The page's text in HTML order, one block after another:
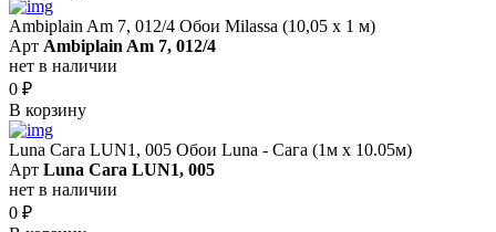
Ambiplain Am 7, 012/4 Обои Milassa (10,05 х 1 м)
Арт Ambiplain Am 7, 012/4
нет в наличии
0 ₽
В корзину
Luna Сага LUN1, 005 Обои Luna - Сага (1м х 10.05м)
Арт Luna Сага LUN1, 005
нет в наличии
0 ₽